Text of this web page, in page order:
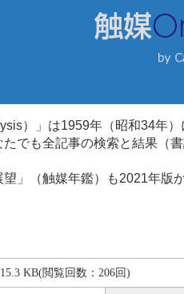
）」は1959年（昭和34年
でも全記事の検索と結果（
」（触媒年鑑）も2021年
KB(閲覧回数：206回)